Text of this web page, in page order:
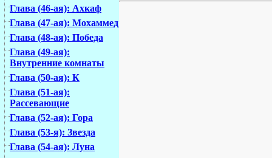
Глава (46-ая): Ахкаф
Глава (47-ая): Мохаммед
Глава (48-ая): Победа
Глава (49-ая):
Внутренние комнаты
Глава (50-ая): К
Глава (51-ая):
Рассевающие
Глава (52-ая): Гора
Глава (53-я): Звезда
Глава (54-ая): Луна